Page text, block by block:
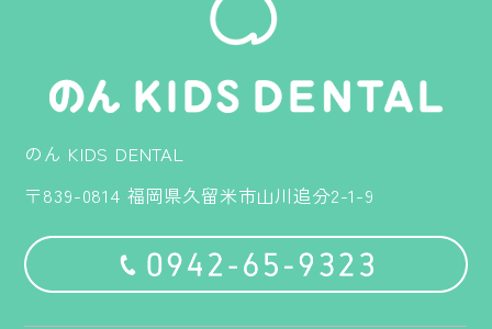
のん KIDS DENTAL
〒839-0814 福岡県久留米市山川追分2-1-9